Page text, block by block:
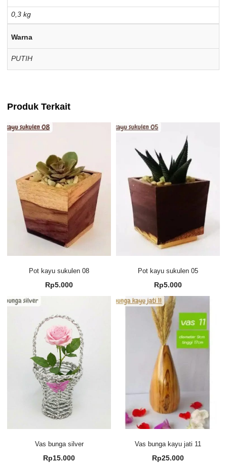
0,3 kg
Warna
PUTIH
Produk Terkait
Pot kayu sukulen 08
Rp5.000
Pot kayu sukulen 05
Rp5.000
Vas bunga silver
Rp15.000
Vas bunga kayu jati 11
Rp25.000